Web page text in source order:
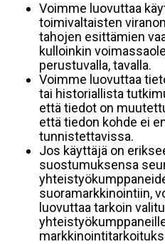
Voimme luovuttaa
toimivaltaisten
tahojen esittämien
kulloinkin
perustuvalla, tavalla.
Voimme luovuttaa
tai historiallista
että tiedot on
että tiedon kohde ei
tunnistettavissa.
Jos käyttäjä on
suostumuksensa
suoramarkkinointiin,
luovuttaa tarkoin